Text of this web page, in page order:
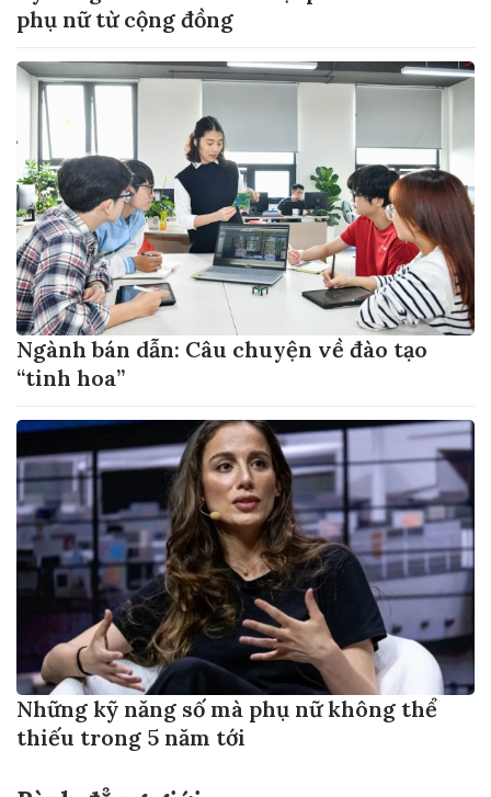
phụ nữ từ cộng đồng
Ngành bán dẫn: Câu chuyện về đào tạo
“tinh hoa”
Những kỹ năng số mà phụ nữ không thể
thiếu trong 5 năm tới